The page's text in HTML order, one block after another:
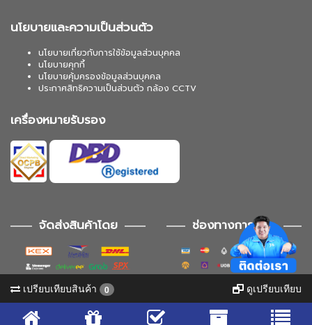
นโยบายและความเป็นส่วนตัว
นโยบายเกี่ยวกับการใช้ข้อมูลส่วนบุคคล
นโยบายคุกกี้
นโยบายคุ้มครองข้อมูลส่วนบุคคล
ประกาศสิทธิความเป็นส่วนตัว กล้อง CCTV
เครื่องหมายรับรอง
จัดส่งสินค้าโดย ช่องทางการชำระ
ช่องทางการติดตาม
เปรียบเทียบสินค้า 0 ดูเปรียบเทียบ